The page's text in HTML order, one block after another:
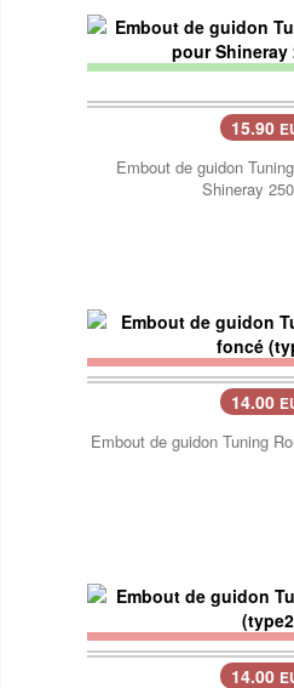
15.90
Embout de guidon
Shineray
14.00
Embout de guidon Tuning
14.00